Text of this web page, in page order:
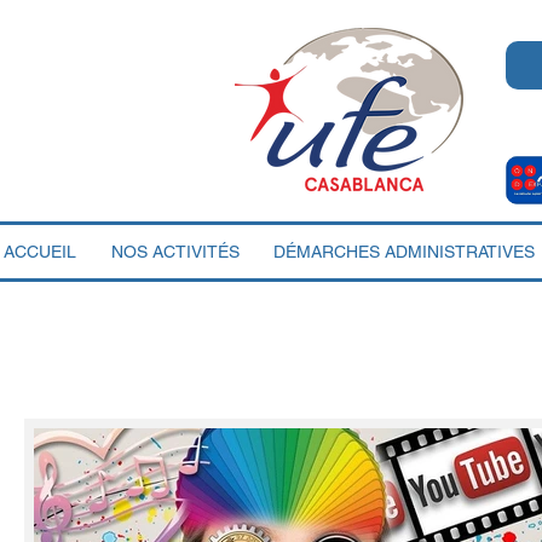
ACCUEIL NOS ACTIVITÉS DÉMARCHES ADMINISTRATIVES